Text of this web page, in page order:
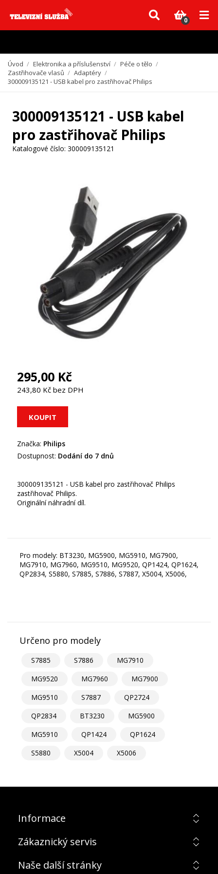
Vzhledem k aktuální situaci se může dodání dílů, které nejsou skladem,
zpozdit. Děkujeme za pochopení.
0
Úvod / Elektronika a příslušenství / Péče o tělo /
Zastřihovače vlasů / Adaptéry /
300009135121 - USB kabel pro zastřihovač Philips
300009135121 - USB kabel
pro zastřihovač Philips
Katalogové číslo: 300009135121
295,00 Kč
243,80 Kč bez DPH
Značka: Philips
Dostupnost: Dodání do 7 dnů
300009135121 - USB kabel pro zastřihovač Philips
zastřihovač Philips.
Originální náhradní díl.
Pro modely: BT3230, MG5900, MG5910, MG7900,
MG7910, MG7960, MG9510, MG9520, QP1424, QP1624,
QP2834, S5880, S7885, S7886, S7887, X5004, X5006,
Určeno pro modely
S7885 S7886
MG7910
MG9520
MG7960
MG7900
MG9510
S7887
QP2724
QP2834
BT3230
MG5900
MG5910
QP1424
QP1624
S5880
X5004 X5006
Informace
Zákaznický servis
Naše další stránky